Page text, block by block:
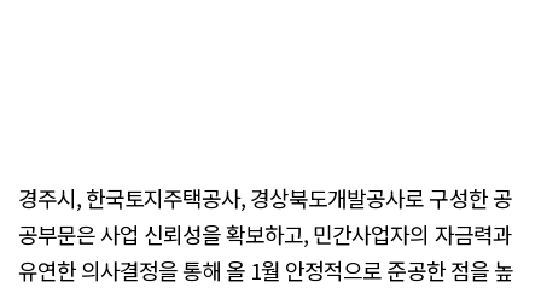
경주시, 한국토지주택공사, 경상북도개발공사로 구성한 공
공부문은 사업 신뢰성을 확보하고, 민간사업자의 자금력과
유연한 의사결정을 통해 올 1월 안정적으로 준공한 점을 높